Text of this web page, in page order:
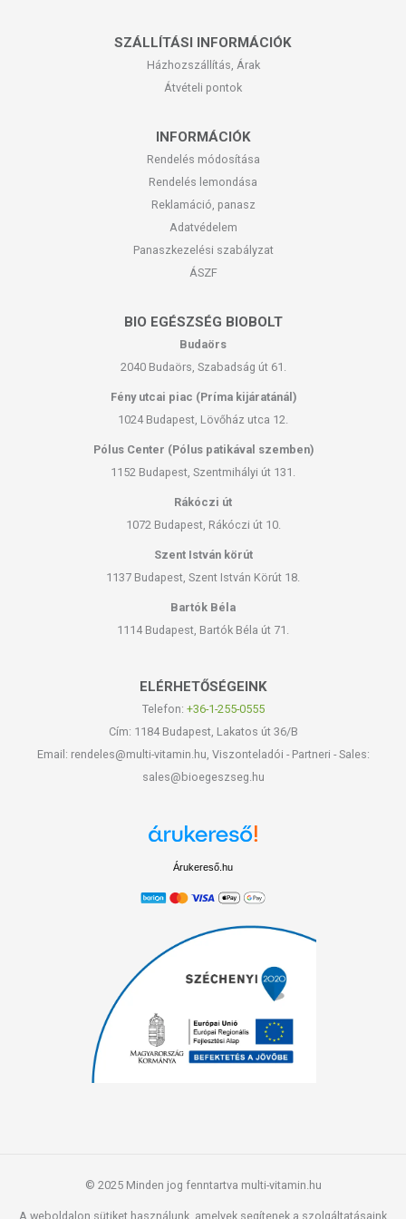
SZÁLLÍTÁSI INFORMÁCIÓK
Házhozszállítás, Árak
Átvételi pontok
INFORMÁCIÓK
Rendelés módosítása
Rendelés lemondása
Reklamáció, panasz
Adatvédelem
Panaszkezelési szabályzat
ÁSZF
BIO EGÉSZSÉG BIOBOLT
Budaörs
2040 Budaörs, Szabadság út 61.
Fény utcai piac (Príma kijáratánál)
1024 Budapest, Lövőház utca 12.
Pólus Center (Pólus patikával szemben)
1152 Budapest, Szentmihályi út 131.
Rákóczi út
1072 Budapest, Rákóczi út 10.
Szent István körút
1137 Budapest, Szent István Körút 18.
Bartók Béla
1114 Budapest, Bartók Béla út 71.
ELÉRHETŐSÉGEINK
Telefon: +36-1-255-0555
Cím: 1184 Budapest, Lakatos út 36/B
Email: rendeles@multi-vitamin.hu, Viszonteladói - Partneri - Sales:
sales@bioegeszseg.hu
Árukereső.hu
© 2025 Minden jog fenntartva multi-vitamin.hu
A weboldalon sütiket használunk, amelyek segítenek a szolgáltatásaink